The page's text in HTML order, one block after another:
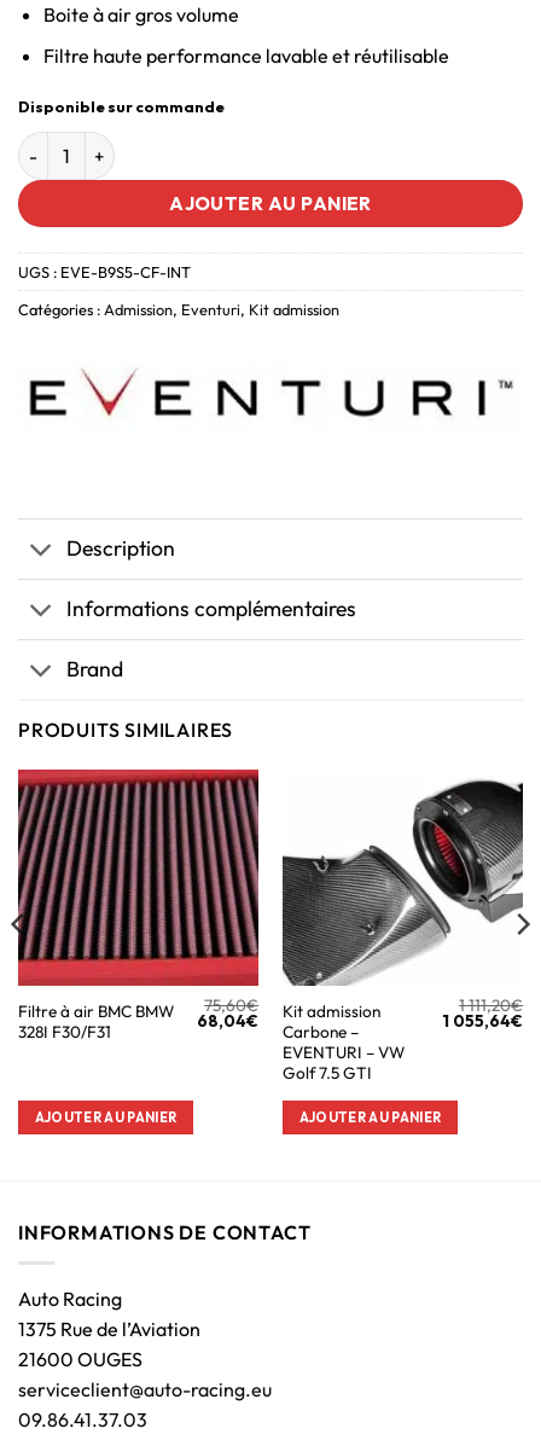
Boite à air gros volume
Filtre haute performance lavable et réutilisable
Disponible sur commande
AJOUTER AU PANIER
UGS : EVE-B9S5-CF-INT
Catégories : Admission, Eventuri, Kit admission
Description
Informations complémentaires
Brand
PRODUITS SIMILAIRES
Filtre à air BMC BMW
328I F30/F31
75,60€
68,04€
AJOUTER AU PANIER
Kit admission
Carbone –
EVENTURI – VW
Golf 7.5 GTI
1 111,20€
1 055,64€
AJOUTER AU PANIER
INFORMATIONS DE CONTACT
Auto Racing
1375 Rue de l’Aviation
21600 OUGES
serviceclient@auto-racing.eu
09.86.41.37.03